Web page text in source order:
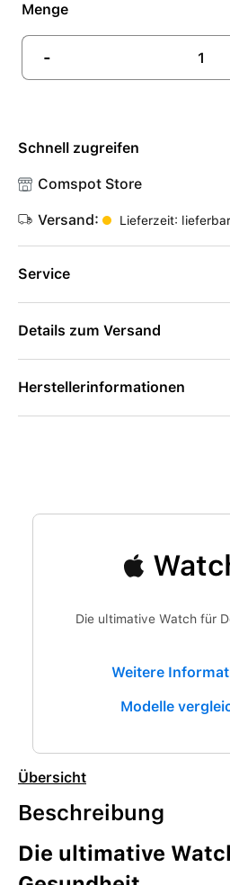
Menge
-
Schnell zugreifen
Comspot Store
Versand: Lieferzeit:
Service
Details zum Versand
Herstellerinformationen
Die ultimative Watch für
Weitere
Modelle
Übersicht
Beschreibung
Die ultimative